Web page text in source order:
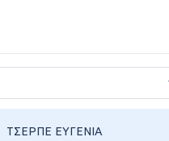
ΤΣΕΡΠΕ ΕΥΓΕΝΙΑ